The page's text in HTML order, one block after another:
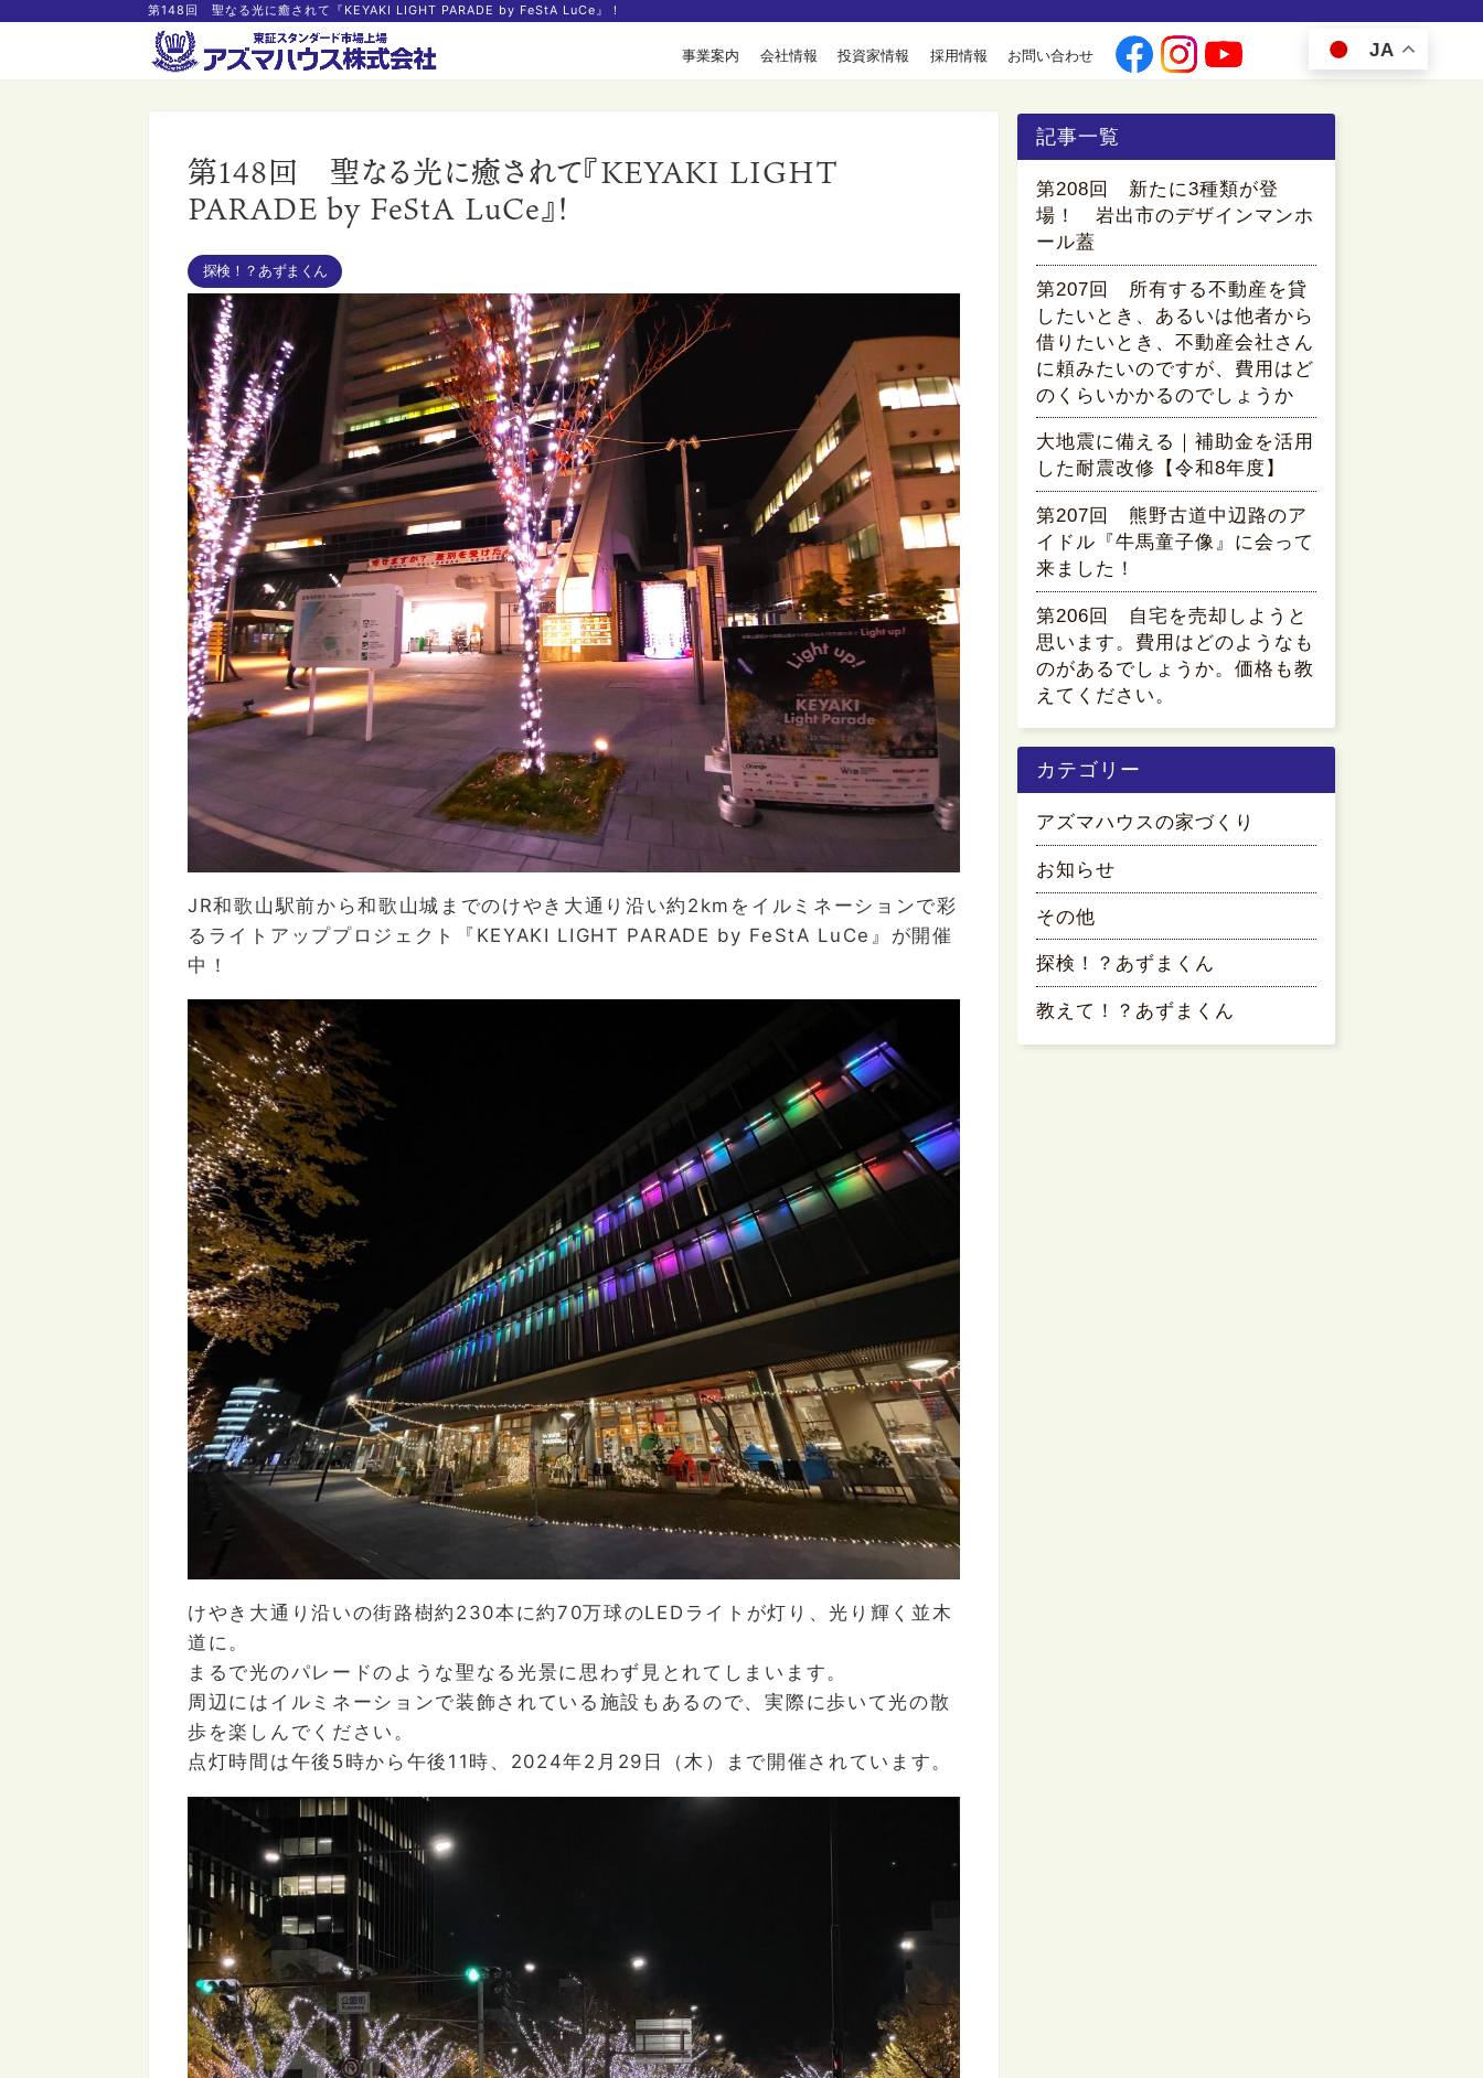
第148回 聖なる光に癒されて『KEYAKI LIGHT PARADE by FeStA LuCe』！
事業案内 会社情報 投資家情報 採用情報 お問い合わせ JA
第148回 聖なる光に癒されて『KEYAKI LIGHT
PARADE by FeStA LuCe』！
探検！？あずまくん
JR和歌山駅前から和歌山城までのけやき大通り沿い約 2km をイルミネーションで彩
るライトアッププロジェクト『 KEYAKI LIGHT PARADE by FeStA LuCe 』が開催
中！
けやき大通り沿いの街路樹約 230本に約70万球のLED ライトが灯り、光り輝く並木
道に。
まるで光のパレードのような聖なる光景に思わず見とれてしまいます。
周辺にはイルミネーションで装飾されている施設もあるので、実際に歩いて光の散
歩を楽しんでください。
点灯時間は午後 5 時から午後 11 時、 2024年2 月 29 日（木）まで開催されています。
記事一覧
第208回 新たに3種類が登
場！ 岩出市のデザインマンホ
ール蓋
第207回 所有する不動産を貸
したいとき、あるいは他者から
借りたいとき、不動産会社さん
に頼みたいのですが、費用はど
のくらいかかるのでしょうか
大地震に備える｜補助金を活用
した耐震改修【令和8年度】
第207回 熊野古道中辺路のア
イドル『牛馬童子像』に会って
来ました！
第206回 自宅を売却しようと
思います。費用はどのようなも
のがあるでしょうか。価格も教
えてください。
カテゴリー
アズマハウスの家づくり
お知らせ
その他
探検！？あずまくん
教えて！？あずまくん